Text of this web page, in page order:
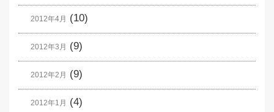
2012年4月 (10)
2012年3月 (9)
2012年2月 (9)
2012年1月 (4)